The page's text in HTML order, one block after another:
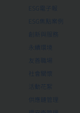
ESG電子報
ESG焦點案例
創新與服務
永續環境
友善職場
社會關懷
活動花絮
供應鏈管理